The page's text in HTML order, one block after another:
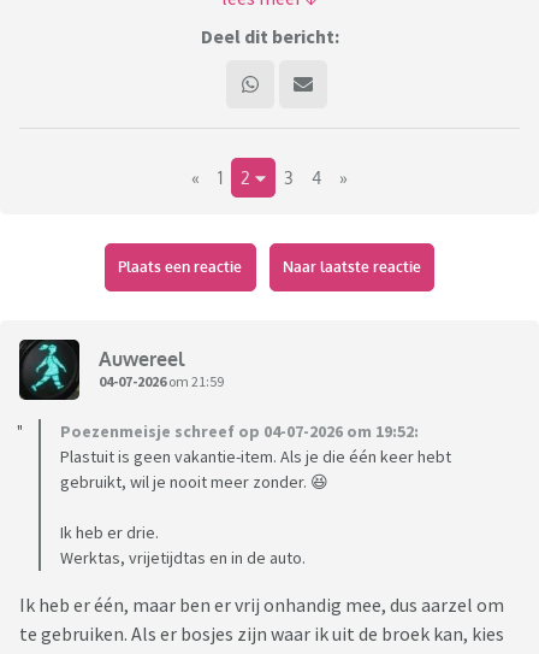
ie=UTF8&psc=1&sp_csd=d2lkZ2V0TmFtZT1zcF9waG9uZV9k
Deel dit bericht:
« 1 2 3 4 »
Plaats een reactie Naar laatste reactie
Auwereel
04-07-2026om 21:59
Poezenmeisje schreef op 04-07-2026 om 19:52:
Plastuit is geen vakantie-item. Als je die één keer hebt
gebruikt, wil je nooit meer zonder. 😆
Ik heb er drie.
Werktas, vrijetijdtas en in de auto.
Ik heb er één, maar ben er vrij onhandig mee, dus aarzel om
te gebruiken. Als er bosjes zijn waar ik uit de broek kan, kies